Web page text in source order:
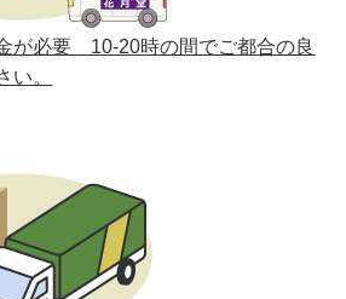
令和2年4月16日(木)
祭令和2年2月13日(木)
令和元年6月12日(水)
平成31年3月13日(水)
が必要 10-20時の間でご都合の良
い。